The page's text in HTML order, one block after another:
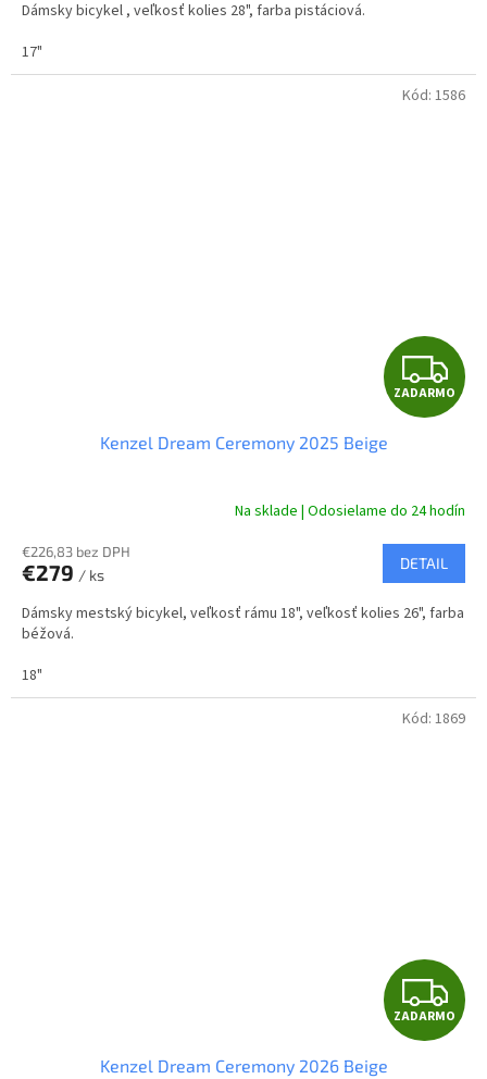
Dámsky bicykel , veľkosť kolies 28", farba pistáciová.
17"
Z
A
A
R
M
ZADARMO
Kenzel Dream Ceremony 2025 Beige
Na sklade | Odosielame do 24 hodín
€226,83 bez DPH
€279 / ks
DETAIL
Dámsky mestský bicykel, veľkosť rámu 18", veľkosť kolies 26", farba
béžová.
18"
Kód: 1586
Z
A
ZADARMO
Kenzel Dream Ceremony 2026 Beige
Kód: 1869